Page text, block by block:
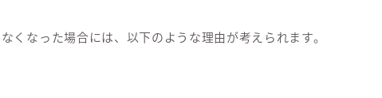
なった場合には、以下のような理由が考えられます。